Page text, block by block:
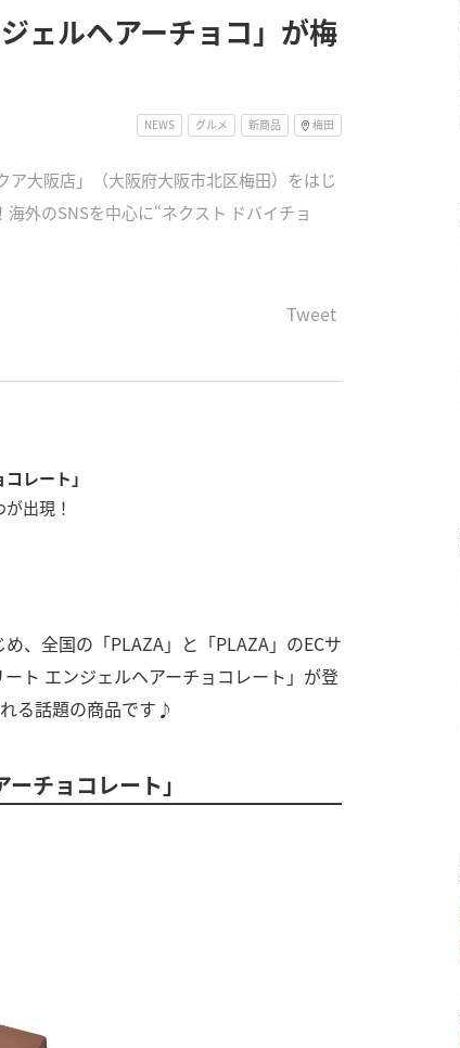
ェルヘアーチョコ」が梅
NEWS グルメ 新商品 梅田
ア大阪店」（大阪府大阪市北区梅田）をはじ
外のSNSを中心に“ネクスト ドバイチョ
Tweet
レート」
出現！
、全国の「PLAZA」と「PLAZA」のECサ
ト エンジェルヘアーチョコレート」が登
る話題の商品です♪
チョコレート」